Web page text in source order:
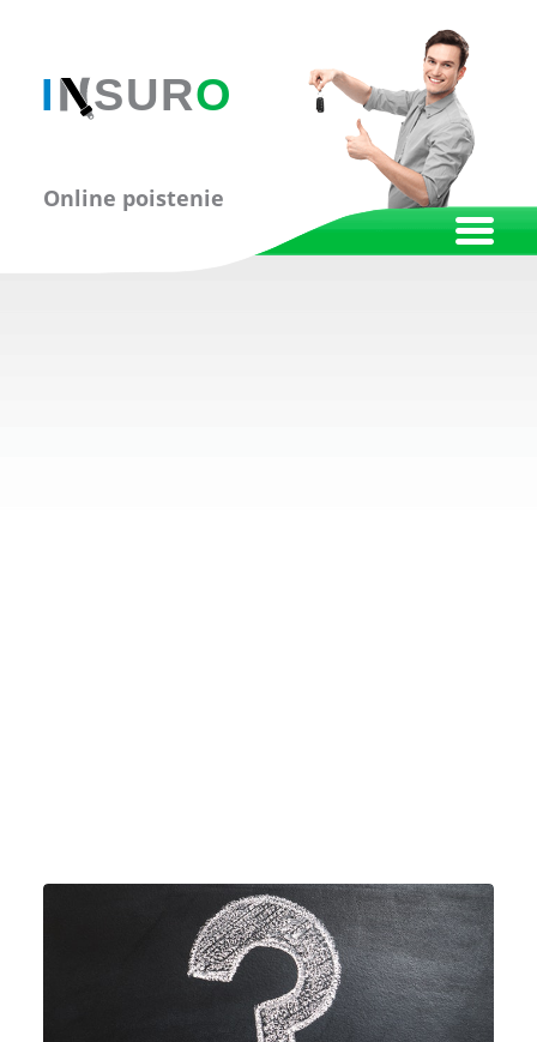
Online poistenie